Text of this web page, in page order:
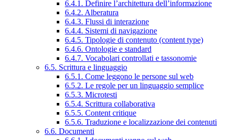
6.4.1. Definire l’architettura dell’informazione
6.4.2. Alberatura
6.4.3. Flussi di interazione
6.4.4. Sistemi di navigazione
6.4.5. Tipologie di contenuto (content type)
6.4.6. Ontologie e standard
6.4.7. Vocabolari controllati e tassonomie
6.5. Scrittura e linguaggio
6.5.1. Come leggono le persone sul web
6.5.2. Le regole per un linguaggio semplice
6.5.3. Microtesti
6.5.4. Scrittura collaborativa
6.5.5. Content critique
6.5.6. Traduzione e localizzazione dei contenuti
6.6. Documenti